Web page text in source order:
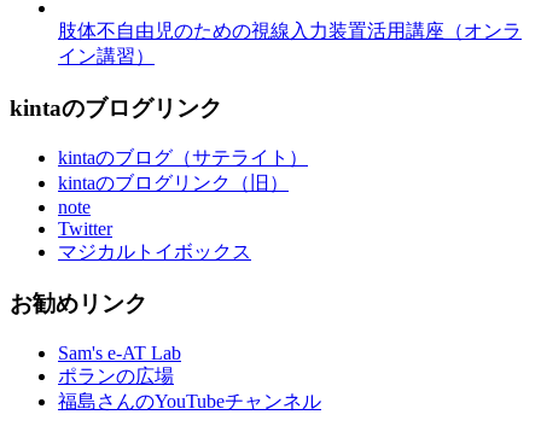
肢体不自由児のための視線入力装置活用講座（オンラ
イン講習）
kintaのブログリンク
kintaのブログ（サテライト）
kintaのブログリンク（旧）
note
Twitter
マジカルトイボックス
お勧めリンク
Sam's e-AT Lab
ポランの広場
福島さんのYouTubeチャンネル